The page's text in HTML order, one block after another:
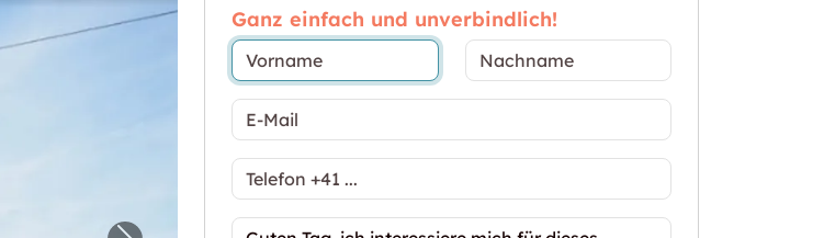
Ganz einfach und unverbindlich!